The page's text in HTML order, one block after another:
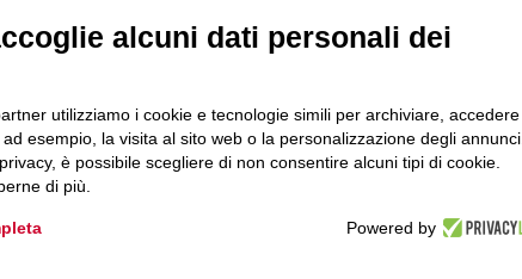
Guarda i nostri video, storie e webinar.
alcuni dati personali dei
utilizziamo i cookie e tecnologie simili per archiviare, accedere
esempio, la visita al sito web o la personalizzazione degli annunci.
è possibile scegliere di non consentire alcuni tipi di cookie.
di più.
Powered by